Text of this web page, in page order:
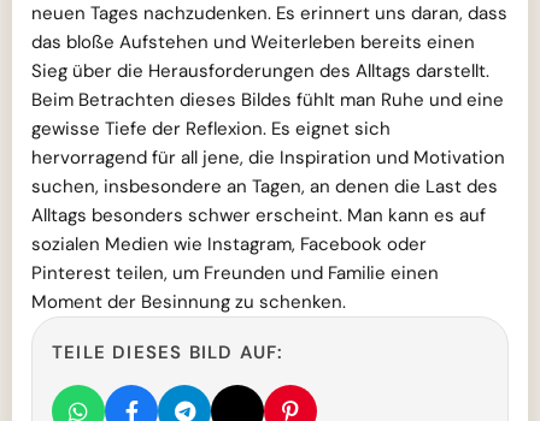
neuen Tages nachzudenken. Es erinnert uns daran, dass
das bloße Aufstehen und Weiterleben bereits einen
Sieg über die Herausforderungen des Alltags darstellt.
Beim Betrachten dieses Bildes fühlt man Ruhe und eine
gewisse Tiefe der Reflexion. Es eignet sich
hervorragend für all jene, die Inspiration und Motivation
suchen, insbesondere an Tagen, an denen die Last des
Alltags besonders schwer erscheint. Man kann es auf
sozialen Medien wie Instagram, Facebook oder
Pinterest teilen, um Freunden und Familie einen
Moment der Besinnung zu schenken.
TEILE DIESES BILD AUF: